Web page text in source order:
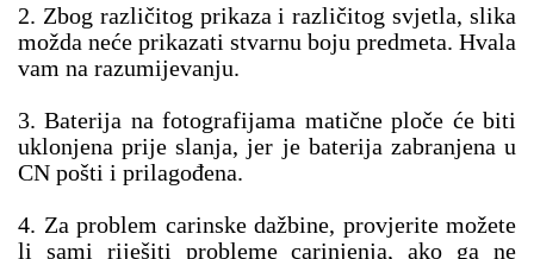
2. Zbog različitog prikaza i različitog svjetla, slika
možda neće prikazati stvarnu boju predmeta. Hvala
vam na razumijevanju.
3. Baterija na fotografijama matične ploče će biti
uklonjena prije slanja, jer je baterija zabranjena u
CN pošti i prilagođena.
4. Za problem carinske dažbine, provjerite možete
li sami riješiti probleme carinjenja, ako ga ne